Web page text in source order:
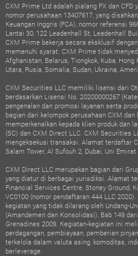
CXM Prime Ltd adalah pialang FX dan
nomor perusahaan 13407617, yang
Keuangan Inggris (FCA), nomor referensi
Lantai 30, 122 Leadenhall St, Leadenhall
CXM Prime bekerja secara eksklusif
memenuhi syarat. CXM Prime tidak
Afghanistan, Belarus, Tiongkok, Kuba,
Utara, Rusia, Somalia, Sudan, Ukraina,
CXM Securities LLC memiliki lisensi dari
berdasarkan Lisensi No. 20200000267
pengenalan dan promosi layanan serta
bagian dari kelompok perusahaan CXM
memperkenalkan kepada klien produk dan
(SC) dan CXM Direct LLC. CXM Securities
mengeksekusi transaksi. Alamat terdaftar
Salam Tower, Al Sufouh 2, Dubai, Uni Emirat
CXM Direct LLC merupakan bagian dari
yang diatur di berbagai yurisdiksi. Alamat
Financial Services Centre, Stoney Ground,
VC0100 (nomor pendaftaran 444 LLC
kegiatan yang tidak dilarang oleh Undang-
(Amandemen dan Konsolidasi), Bab 149
Grenadines 2009. Kegiatan-kegiatan ini
perdagangan, pembiayaan, pemberian
terkelola dalam valuta asing, komoditas,
berleverage.